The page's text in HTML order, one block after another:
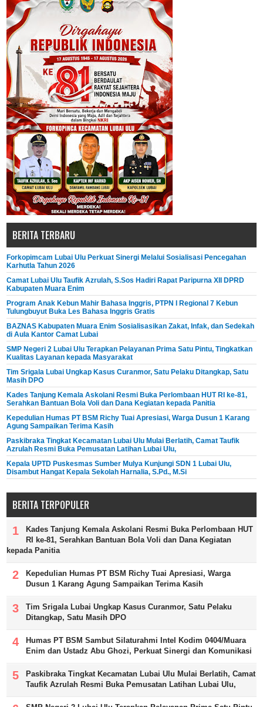
BERITA TERBARU
Forkopimcam Lubai Ulu Perkuat Sinergi Melalui Sosialisasi Pencegahan
Karhutla Tahun 2026
Camat Lubai Ulu Taufik Azrulah, S.Sos Hadiri Rapat Paripurna XII DPRD
Kabupaten Muara Enim
Program Anak Kebun Mahir Bahasa Inggris, PTPN I Regional 7 Kebun
Tulungbuyut Buka Les Bahasa Inggris Gratis
BAZNAS Kabupaten Muara Enim Sosialisasikan Zakat, Infak, dan Sedekah
di Aula Kantor Camat Lubai
SMP Negeri 2 Lubai Ulu Terapkan Pelayanan Prima Satu Pintu, Tingkatkan
Kualitas Layanan kepada Masyarakat
Tim Srigala Lubai Ungkap Kasus Curanmor, Satu Pelaku Ditangkap, Satu
Masih DPO
Kades Tanjung Kemala Askolani Resmi Buka Perlombaan HUT RI ke-81,
Serahkan Bantuan Bola Voli dan Dana Kegiatan kepada Panitia
Kepedulian Humas PT BSM Richy Tuai Apresiasi, Warga Dusun 1 Karang
Agung Sampaikan Terima Kasih
Paskibraka Tingkat Kecamatan Lubai Ulu Mulai Berlatih, Camat Taufik
Azrulah Resmi Buka Pemusatan Latihan Lubai Ulu,
Kepala UPTD Puskesmas Sumber Mulya Kunjungi SDN 1 Lubai Ulu,
Disambut Hangat Kepala Sekolah Harnalia, S.Pd., M.Si
BERITA TERPOPULER
Kades Tanjung Kemala Askolani Resmi Buka Perlombaan HUT
RI ke-81, Serahkan Bantuan Bola Voli dan Dana Kegiatan
kepada Panitia
Kepedulian Humas PT BSM Richy Tuai Apresiasi, Warga
Dusun 1 Karang Agung Sampaikan Terima Kasih
Tim Srigala Lubai Ungkap Kasus Curanmor, Satu Pelaku
Ditangkap, Satu Masih DPO
Humas PT BSM Sambut Silaturahmi Intel Kodim 0404/Muara
Enim dan Ustadz Abu Ghozi, Perkuat Sinergi dan Komunikasi
Paskibraka Tingkat Kecamatan Lubai Ulu Mulai Berlatih, Camat
Taufik Azrulah Resmi Buka Pemusatan Latihan Lubai Ulu,